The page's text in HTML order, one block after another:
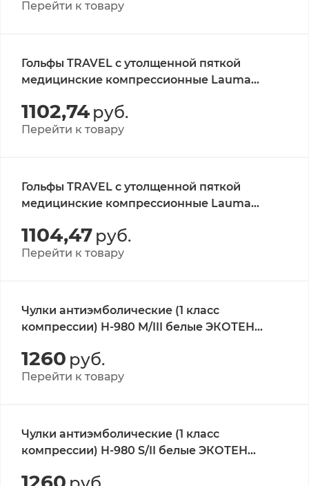
Перейти к товару
Гольфы TRAVEL с утолщенной пяткой
медицинские компрессионные Lauma
1102,74 руб.
Перейти к товару
Гольфы TRAVEL с утолщенной пяткой
медицинские компрессионные Lauma
1104,47 руб.
Перейти к товару
Чулки антиэмболические (1 класс
компрессии) H-980 M/III белые ЭКОТЕН
1260 руб.
Перейти к товару
Чулки антиэмболические (1 класс
компрессии) H-980 S/II белые ЭКОТЕН